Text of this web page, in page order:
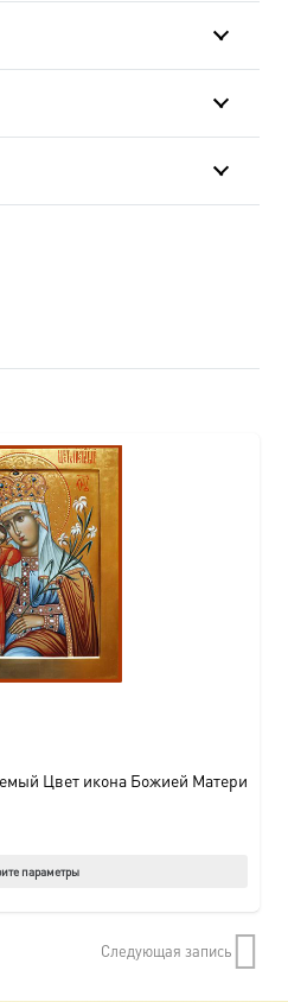
Цвет икона Божией Матери
параметры
Следующая запись